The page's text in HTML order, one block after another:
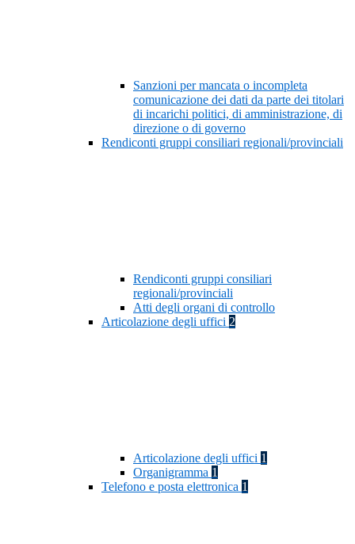
Sanzioni per mancata o incompleta
comunicazione dei dati da parte dei titolari
di incarichi politici, di amministrazione, di
direzione o di governo
Rendiconti gruppi consiliari regionali/provinciali
Rendiconti gruppi consiliari
regionali/provinciali
Atti degli organi di controllo
Articolazione degli uffici 2
Articolazione degli uffici 1
Organigramma 1
Telefono e posta elettronica 1